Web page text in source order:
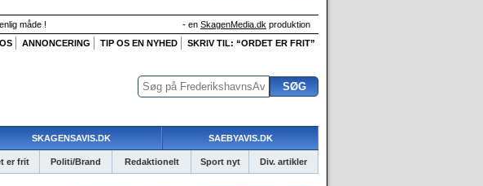
måde ! - en SkagenMedia.dk produktion
ANNONCERING TIP OS EN NYHED SKRIV TIL: “ORDET ER FRIT”
SKAGENSAVIS.DK SAEBYAVIS.DK
er frit Politi/Brand Redaktionelt Sport nyt Div. artikler